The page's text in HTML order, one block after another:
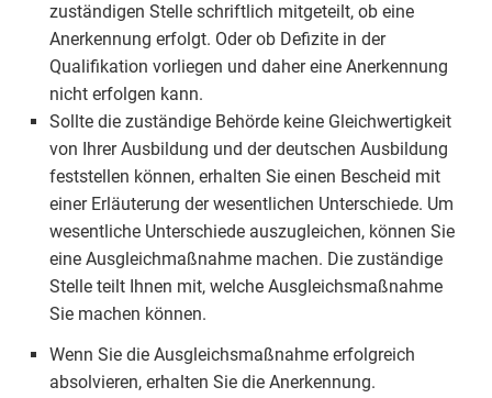
zuständigen Stelle schriftlich mitgeteilt, ob eine
Anerkennung erfolgt. Oder ob Defizite in der
Qualifikation vorliegen und daher eine Anerkennung
nicht erfolgen kann.
Sollte die zuständige Behörde keine Gleichwertigkeit
von Ihrer Ausbildung und der deutschen Ausbildung
feststellen können, erhalten Sie einen Bescheid mit
einer Erläuterung der wesentlichen Unterschiede. Um
wesentliche Unterschiede auszugleichen, können Sie
eine Ausgleichmaßnahme machen. Die zuständige
Stelle teilt Ihnen mit, welche Ausgleichsmaßnahme
Sie machen können.
Wenn Sie die Ausgleichsmaßnahme erfolgreich
absolvieren, erhalten Sie die Anerkennung.